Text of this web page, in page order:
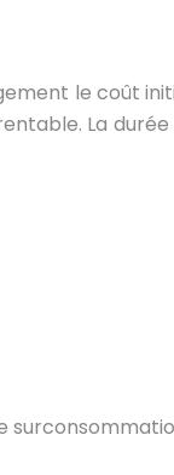
le coût
La durée